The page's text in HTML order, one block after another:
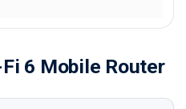
6 Mobile Router